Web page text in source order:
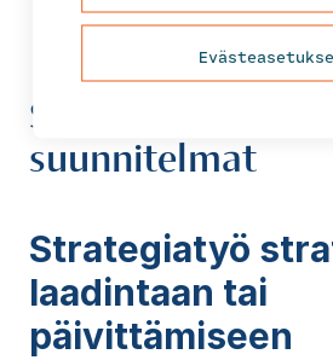
Strategiatyö ja
suunnitelmat
Strategiatyö
laadintaan tai
päivittämiseen